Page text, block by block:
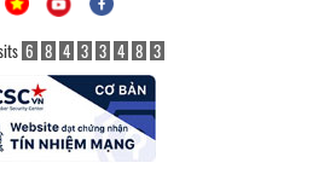
6 8 4 3 3 4 8 3